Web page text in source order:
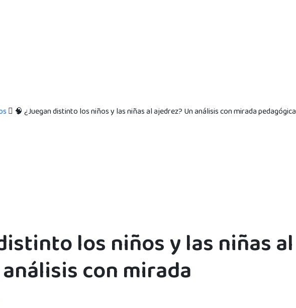
🧠 ¿Juegan distinto los niños y las niñas al ajedrez? Un análisis con mirada pedagógica
los niños y las niñas al
con mirada